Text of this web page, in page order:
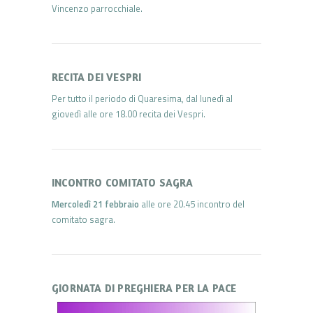
Vincenzo parrocchiale.
RECITA DEI VESPRI
Per tutto il periodo di Quaresima, dal lunedì al
giovedì alle ore 18.00 recita dei Vespri.
INCONTRO COMITATO SAGRA
Mercoledì 21 febbraio alle ore 20.45 incontro del
comitato sagra.
GIORNATA DI PREGHIERA PER LA PACE